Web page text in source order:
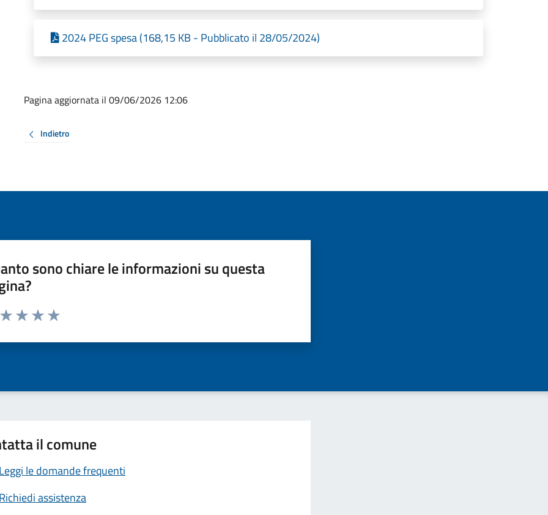
2024 PEG spesa (168,15 KB - Pubblicato il 28/05/2024)
Pagina aggiornata il 09/06/2026 12:06
Indietro
sono chiare le informazioni su questa
da 1 a 5 stelle la pagina
il comune
Leggi le domande frequenti
Richiedi assistenza